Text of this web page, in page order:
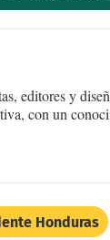
editores y
con un
Honduras